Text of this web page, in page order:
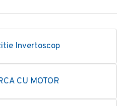
Invertoscop
CU MOTOR